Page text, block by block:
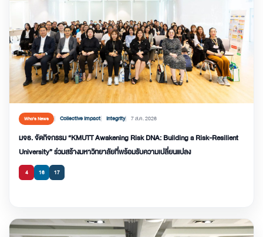
Who’s News Collective Impact Integrity 7 ส.ค. 2026
มจธ. จัดกิจกรรม “KMUTT Awakening Risk DNA: Building a Risk-Resilient
University” ร่วมสร้างมหาวิทยาลัยที่พร้อมรับความเปลี่ยนแปลง
4 16 17